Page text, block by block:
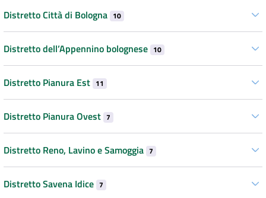
Distretto Città di Bologna 10
Distretto dell’Appennino bolognese 10
Distretto Pianura Est 11
Distretto Pianura Ovest 7
Distretto Reno, Lavino e Samoggia 7
Distretto Savena Idice 7